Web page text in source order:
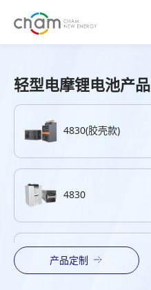
轻型电摩锂电池产品
4830(胶壳款)
4830
7630
产品定制